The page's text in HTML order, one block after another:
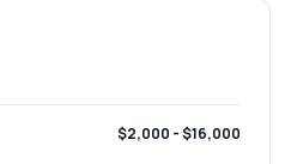
$2,000 - $16,000